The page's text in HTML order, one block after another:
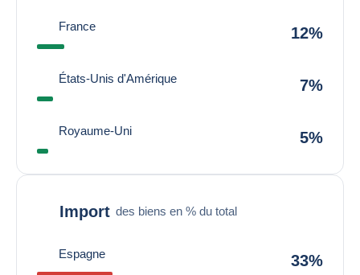
France 12%
États-Unis d'Amérique 7%
Royaume-Uni 5%
Import des biens en % du total
Espagne 33%